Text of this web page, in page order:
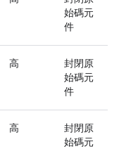
始碼元
件
高
封閉原
始碼元
件
高
封閉原
始碼元